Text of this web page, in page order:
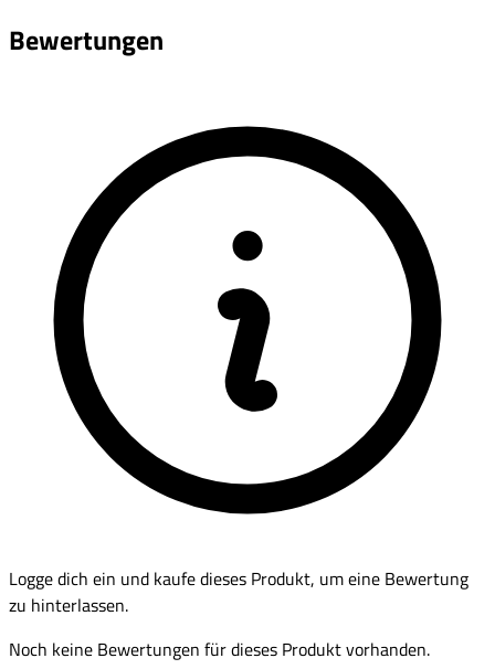
Bewertungen
Logge dich ein und kaufe dieses Produkt, um eine Bewertung
zu hinterlassen.
Noch keine Bewertungen für dieses Produkt vorhanden.